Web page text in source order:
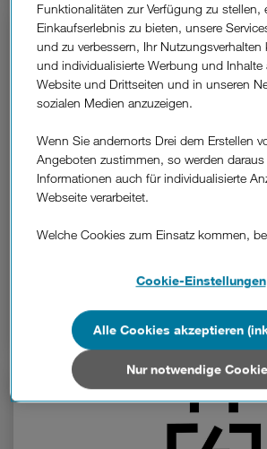
Guter Klang ist einfach wichtig.
versichert.
Funktionalitäten zur Verfügung zu stellen,
Einkaufserlebnis zu bieten, unsere
und zu verbessern, Ihr Nutzungsverhalten
und individualisierte Werbung und Inhalte
Website und Drittseiten und in unseren
sozialen Medien anzuzeigen.
Wenn Sie andernorts Drei dem Erstellen
Angeboten zustimmen, so werden daraus
Informationen auch für individualisierte
Webseite verarbeitet.
Welche Cookies zum Einsatz kommen,
Wenn Sie allen Cookies zustimmen,
von Drittanbietern verarbeitet, die Ihre
außerhalb der europäischen Union (z.B. in
verarbeiten. Sie unterliegen keinem EU-
Datenschutzniveau und es stehen keine
Rechtsbehelfe zur Verfügung.
Cookie-Einstellungen
Nur notwendige
Alle Cookies akzeptieren